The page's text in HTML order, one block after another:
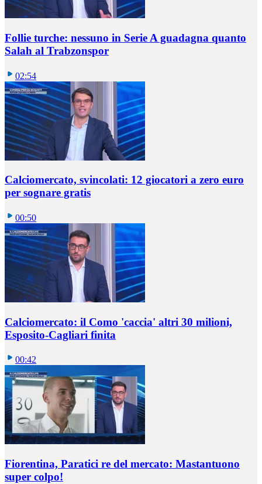
Follie turche: nessuno in Serie A guadagna quanto
Salah al Trabzonspor
02:54
Calciomercato, svincolati: 12 giocatori a zero euro
per sognare gratis
00:50
Calciomercato: il Como 'caccia' altri 30 milioni,
Esposito-Cagliari finita
00:42
Fiorentina, Paratici re del mercato: Mastantuono
super colpo!